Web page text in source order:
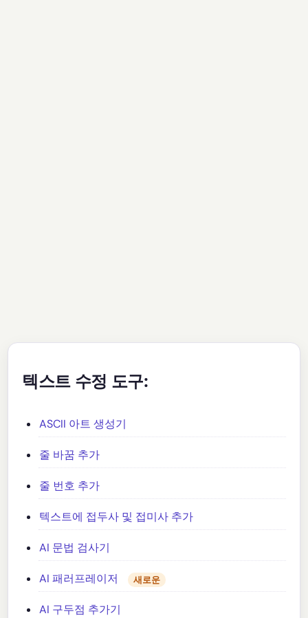
텍스트 수정 도구:
ASCII 아트 생성기
줄 바꿈 추가
줄 번호 추가
텍스트에 접두사 및 접미사 추가
AI 문법 검사기
AI 패러프레이저 새로운
AI 구두점 추가기